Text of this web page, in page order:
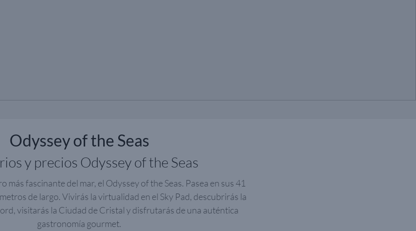
Odyssey of the Seas
y precios Odyssey of the Seas
más fascinante del mar, el Odyssey of the Seas. Pasea en sus 41
de largo. Vivirás la virtualidad en el Sky Pad, descubrirás la
visitarás la Ciudad de Cristal y disfrutarás de una auténtica
gastronomía gourmet.